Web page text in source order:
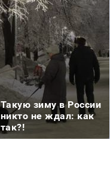
Такую зиму в России
никто не ждал: как
так?!